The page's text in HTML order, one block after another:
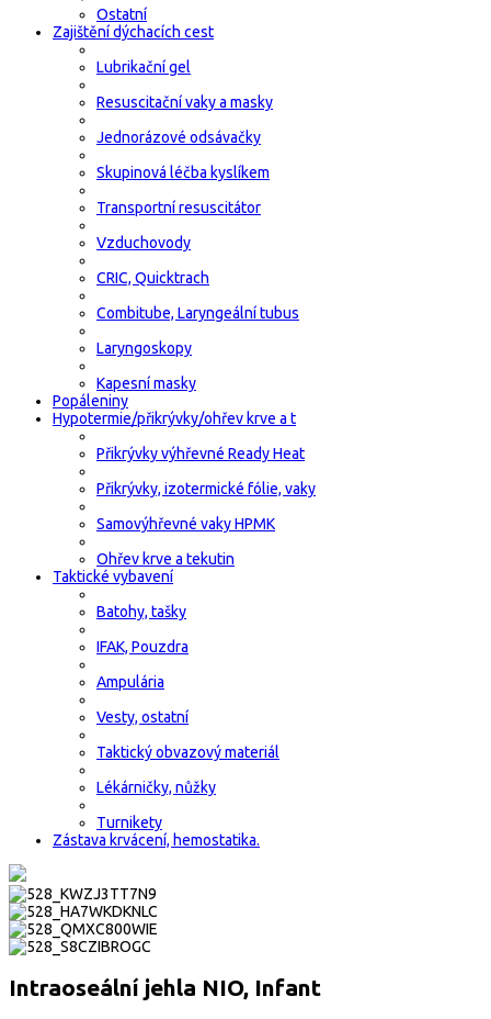
Ostatní
Zajištění dýchacích cest
Lubrikační gel
Resuscitační vaky a masky
Jednorázové odsávačky
Skupinová léčba kyslíkem
Transportní resuscitátor
Vzduchovody
CRIC, Quicktrach
Combitube, Laryngeální tubus
Laryngoskopy
Kapesní masky
Popáleniny
Hypotermie/přikrývky/ohřev krve a t
Přikrývky výhřevné Ready Heat
Přikrývky, izotermické fólie, vaky
Samovýhřevné vaky HPMK
Ohřev krve a tekutin
Taktické vybavení
Batohy, tašky
IFAK, Pouzdra
Ampulária
Vesty, ostatní
Taktický obvazový materiál
Lékárničky, nůžky
Turnikety
Zástava krvácení, hemostatika.
Intraoseální jehla NIO, Infant